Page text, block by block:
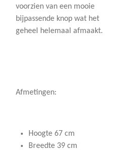
voorzien van een mooie
bijpassende knop wat het
geheel helemaal afmaakt.
Afmetingen:
Hoogte 67 cm
Breedte 39 cm